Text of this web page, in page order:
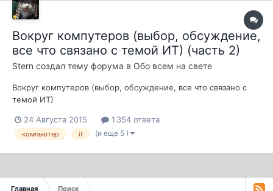
Вокруг компутеров (выбор, обсуждение,
все что связано с темой ИТ) (часть 2)
Stern создал тему форума в Обо всем на свете
Вокруг компутеров (выбор, обсуждение, все что связано с
темой ИТ)
24 Августа 2015 1 354 ответа
компьютер it (и еще 5 )
Главная Поиск